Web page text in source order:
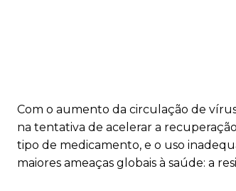
Com o aumento da circulação de
na tentativa de acelerar a
tipo de medicamento, e o uso
maiores ameaças globais à saúde: a